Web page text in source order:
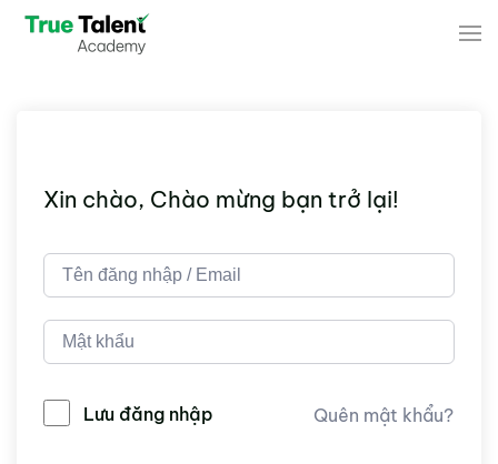
Xin chào, Chào mừng bạn trở lại!
Lưu đăng nhập Quên mật khẩu?